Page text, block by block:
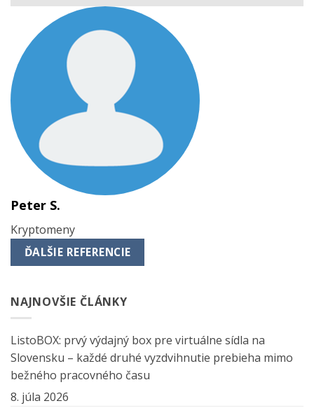
Peter S.
Kryptomeny
ĎALŠIE REFERENCIE
NAJNOVŠIE ČLÁNKY
ListoBOX: prvý výdajný box pre virtuálne sídla na
Slovensku – každé druhé vyzdvihnutie prebieha mimo
bežného pracovného času
8. júla 2026